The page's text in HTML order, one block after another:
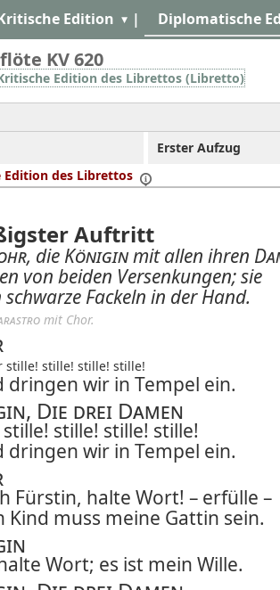
Edition | Diplomatische
KV 620
Edition des Librettos (Libretto)
Erster Aufzug
Edition des Librettos
Auftritt
, die Königinmit allen ihren
von beiden Versenkungen; sie
Fackeln in der Hand.
mit Chor.
stille! stille! stille!
dringen wir in Tempel ein.
Die drei Damen
stille! stille! stille!
dringen wir in Tempel ein.
Fürstin, halte Wort! – erfülle –
Kind muss meine Gattin sein.
Wort; es ist mein Wille.